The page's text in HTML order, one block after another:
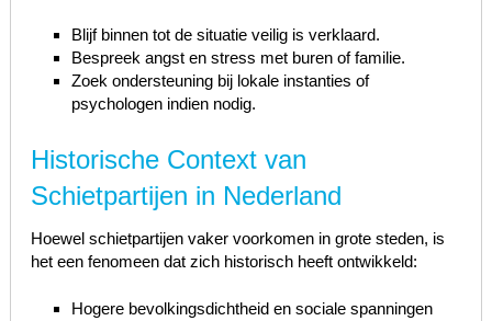
Blijf binnen tot de situatie veilig is verklaard.
Bespreek angst en stress met buren of familie.
Zoek ondersteuning bij lokale instanties of
psychologen indien nodig.
Historische Context van
Schietpartijen in Nederland
Hoewel schietpartijen vaker voorkomen in grote steden, is
het een fenomeen dat zich historisch heeft ontwikkeld:
Hogere bevolkingsdichtheid en sociale spanningen